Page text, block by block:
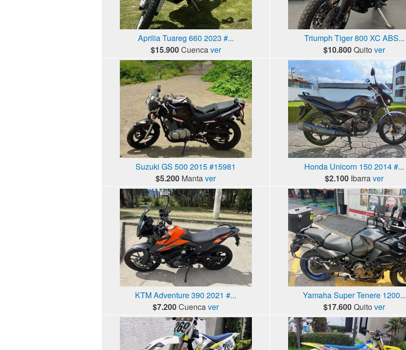
Aprilia Tuareg 660 2023 #...
$15.900Cuencaver
Triumph Tiger 800 XC ABS...
$10.800Quito ver
Suzuki GS 500 2015 #15981
$5.200 Mantaver
Honda Unicorn 150 2014 #...
$2.100 Ibarraver
KTM Adventure 390 2021 #...
$7.200Cuencaver
Yamaha Super Tenere 1200...
$17.600Quito ver